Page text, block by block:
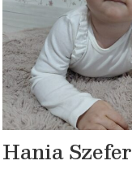
Hania Szefer